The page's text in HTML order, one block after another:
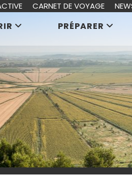
PRÉPARER
CARNET DE VOYAGE